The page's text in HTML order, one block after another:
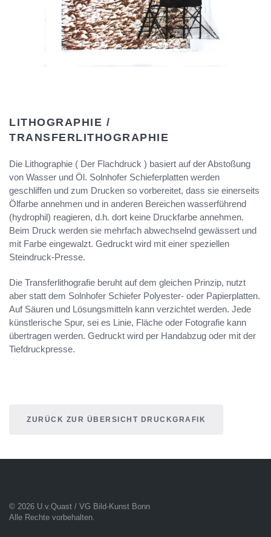
LITHOGRAPHIE /
TRANSFERLITHOGRAPHIE
Die Lithographie ( Der Flachdruck ) basiert auf der Abstoßung
von Wasser und Öl. Solnhofer Schieferplatten werden
geschliffen und zum Drucken so vorbereitet, dass sie einerseits
Ölfarbe annehmen und in anderen Bereichen wasserführend
(hydrophil) reagieren, d.h. dort keine Druckfarbe annehmen.
Beim Druck werden sie mehrfach abwechselnd gewässert und
mit Farbe eingewalzt. Gedruckt wird mit einer speziellen
Steindruck-Presse.
Die Transferlithografie beruht auf dem gleichen Prinzip, nutzt
aber statt dem Solnhofer Schiefer Polyester- oder Papierplatten.
Auf Säuren und Lösungsmitteln kann verzichtet werden. Jede
künstlerische Spur, sei es Linie, Fläche oder Fotografie kann
übertragen werden. Gedruckt wird per Handabzug oder mit der
Tiefdruckpresse.
ZURÜCK ZUR ÜBERSICHT DRUCKGRAFIK
© 2026 U.v.Quast / VG Bild-Kunst Bonn
Alle Rechte vorbehalten.